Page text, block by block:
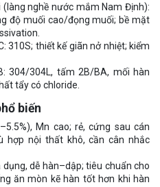
nghề nước mắm Nam Định):
độ muối cao/đọng muối; bề mặt
310S; thiết kế giãn nở nhiệt; kiểm
304/304L, tấm 2B/BA, mối hàn
tẩy có chloride.
biến
Mn cao; rẻ, cứng sau cán
hợp nội thất khô, cần cân nhắc
dễ hàn–dập; tiêu chuẩn cho
ăn mòn kẽ hàn tốt hơn khi hàn